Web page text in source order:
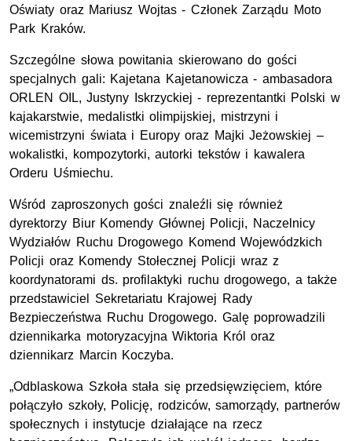
Oświaty oraz Mariusz Wojtas - Członek Zarządu Moto
Park Kraków.
Szczególne słowa powitania skierowano do gości
specjalnych gali: Kajetana Kajetanowicza - ambasadora
ORLEN OIL, Justyny Iskrzyckiej - reprezentantki Polski w
kajakarstwie, medalistki olimpijskiej, mistrzyni i
wicemistrzyni świata i Europy oraz Majki Jeżowskiej –
wokalistki, kompozytorki, autorki tekstów i kawalera
Orderu Uśmiechu.
Wśród zaproszonych gości znaleźli się również
dyrektorzy Biur Komendy Głównej Policji, Naczelnicy
Wydziałów Ruchu Drogowego Komend Wojewódzkich
Policji oraz Komendy Stołecznej Policji wraz z
koordynatorami ds. profilaktyki ruchu drogowego, a także
przedstawiciel Sekretariatu Krajowej Rady
Bezpieczeństwa Ruchu Drogowego. Galę poprowadzili
dziennikarka motoryzacyjna Wiktoria Król oraz
dziennikarz Marcin Koczyba.
„Odblaskowa Szkoła stała się przedsięwzięciem, które
połączyło szkoły, Policję, rodziców, samorządy, partnerów
społecznych i instytucje działające na rzecz